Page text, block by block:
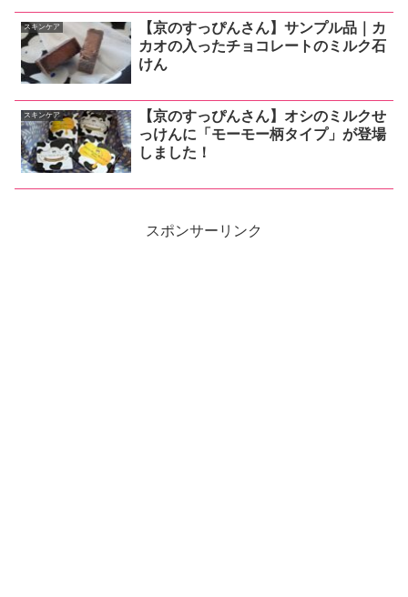
スキンケア
【京のすっぴんさん】サンプル品｜カ
カオの入ったチョコレートのミルク石
けん
スキンケア
【京のすっぴんさん】オシのミルクせ
っけんに「モーモー柄タイプ」が登場
しました！
スポンサーリンク